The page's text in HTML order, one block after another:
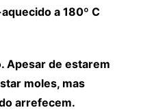
a 180º C
Apesar de estarem
moles, mas
arrefecem.